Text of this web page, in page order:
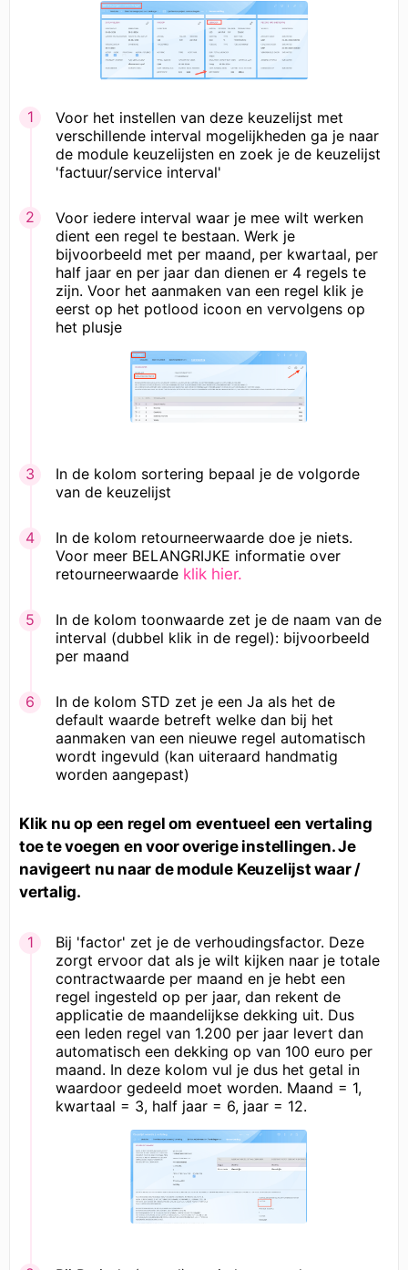
Voor het instellen van deze keuzelijst met
verschillende interval mogelijkheden ga je naar
de module keuzelijsten en zoek je de keuzelijst
'factuur/service interval'
Voor iedere interval waar je mee wilt werken
dient een regel te bestaan. Werk je
bijvoorbeeld met per maand, per kwartaal, per
half jaar en per jaar dan dienen er 4 regels te
zijn. Voor het aanmaken van een regel klik je
eerst op het potlood icoon en vervolgens op
het plusje
In de kolom sortering bepaal je de volgorde
van de keuzelijst
In de kolom retourneerwaarde doe je niets.
Voor meer BELANGRIJKE informatie over
retourneerwaarde klik hier.
In de kolom toonwaarde zet je de naam van de
interval (dubbel klik in de regel): bijvoorbeeld
per maand
In de kolom STD zet je een Ja als het de
default waarde betreft welke dan bij het
aanmaken van een nieuwe regel automatisch
wordt ingevuld (kan uiteraard handmatig
worden aangepast)
Klik nu op een regel om eventueel een vertaling
toe te voegen en voor overige instellingen. Je
navigeert nu naar de module Keuzelijst waar /
vertalig.
Bij 'factor' zet je de verhoudingsfactor. Deze
zorgt ervoor dat als je wilt kijken naar je totale
contractwaarde per maand en je hebt een
regel ingesteld op per jaar, dan rekent de
applicatie de maandelijkse dekking uit. Dus
een leden regel van 1.200 per jaar levert dan
automatisch een dekking op van 100 euro per
maand. In deze kolom vul je dus het getal in
waardoor gedeeld moet worden. Maand = 1,
kwartaal = 3, half jaar = 6, jaar = 12.